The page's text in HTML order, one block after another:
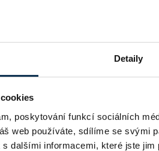
Detaily
poskytování funkcí sociálních
web používáte, sdílíme se svými
dalšími informacemi, které jste
zajištěný zástavním právem
či rekonstrukce nemovitosti